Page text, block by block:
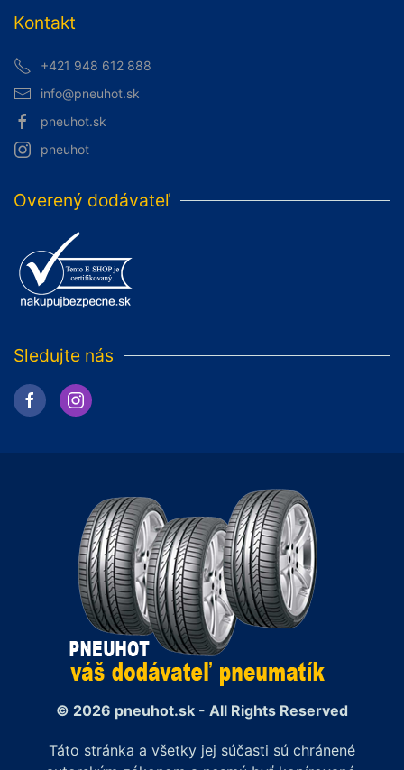
Kontakt
+421 948 612 888
info@pneuhot.sk
pneuhot.sk
pneuhot
Overený dodávateľ
Sledujte nás
© 2026 pneuhot.sk - All Rights Reserved
Táto stránka a všetky jej súčasti sú chránené